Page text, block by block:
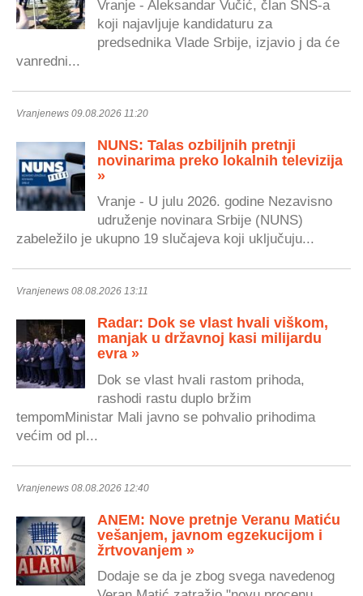
Vranje - Aleksandar Vučić, član SNS-a
koji najavljuje kandidaturu za
predsednika Vlade Srbije, izjavio j da će
vanredni...
Vranjenews 09.08.2026 11:20
NUNS: Talas ozbiljnih pretnji
novinarima preko lokalnih televizija
»
Vranje - U julu 2026. godine Nezavisno
udruženje novinara Srbije (NUNS)
zabeležilo je ukupno 19 slučajeva koji uključuju...
Vranjenews 08.08.2026 13:11
Radar: Dok se vlast hvali viškom,
manjak u državnoj kasi milijardu
evra »
Dok se vlast hvali rastom prihoda,
rashodi rastu duplo bržim
tempomMinistar Mali javno se pohvalio prihodima
većim od pl...
Vranjenews 08.08.2026 12:40
ANEM: Nove pretnje Veranu Matiću
vešanjem, javnom egzekucijom i
žrtvovanjem »
Dodaje se da je zbog svega navedenog